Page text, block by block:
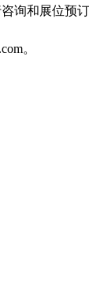
询和展位预订
。